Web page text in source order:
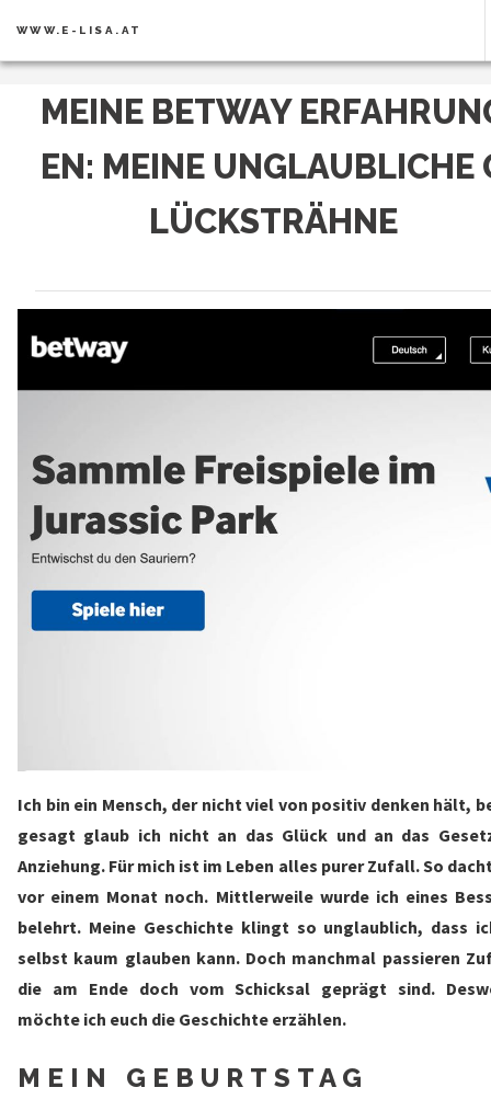
WWW.E-LISA.AT
MEINE BETWAY
EN: MEINE UNGLAUBLICHE
LÜCKSTRÄHNE
Ich bin ein Mensch, der nicht viel von positiv denken hält,
gesagt glaub ich nicht an das Glück und an das
Anziehung. Für mich ist im Leben alles purer Zufall. So
vor einem Monat noch. Mittlerweile wurde ich eines
belehrt. Meine Geschichte klingt so unglaublich, dass
selbst kaum glauben kann. Doch manchmal passieren
die am Ende doch vom Schicksal geprägt sind.
möchte ich euch die Geschichte erzählen.
MEIN GEBURTSTAG